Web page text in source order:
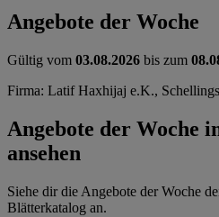
Angebote der Woche
Gültig vom 03.08.2026 bis zum
Firma: Latif Haxhijaj e.K.,
Angebote der Woche
ansehen
Siehe dir die Angebote der Woche
Blätterkatalog an.